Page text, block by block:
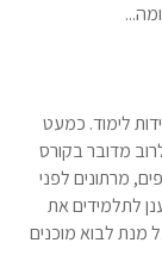
באנגלית נערך לרוב ברמה של 4-5 יחידות לימוד. כמעט
3 יחידות לימוד. לרוב מדובר בקורס
מרתונים לפני
לתלמידים את
מנת לבוא מוכנים